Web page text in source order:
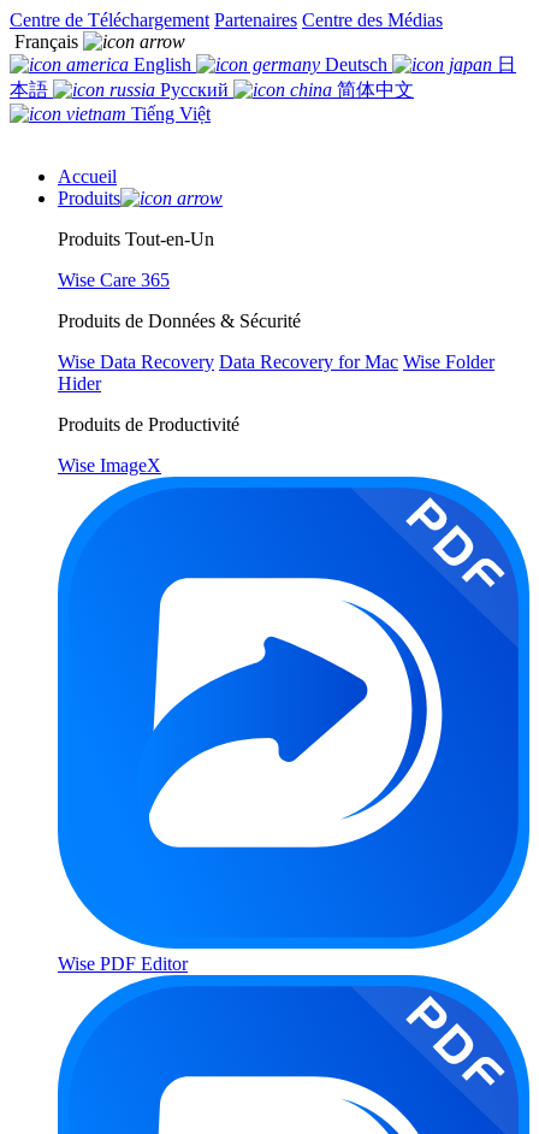
Centre de Téléchargement Partenaires Centre des Médias
Français
English
Deutsch
日
本語
Русский
简体中文
Tiếng Việt
Accueil
Produits
Produits Tout-en-Un
Wise Care 365
Produits de Données & Sécurité
Wise Data Recovery Data Recovery for Mac Wise Folder
Hider
Produits de Productivité
Wise ImageX
Wise PDF Editor